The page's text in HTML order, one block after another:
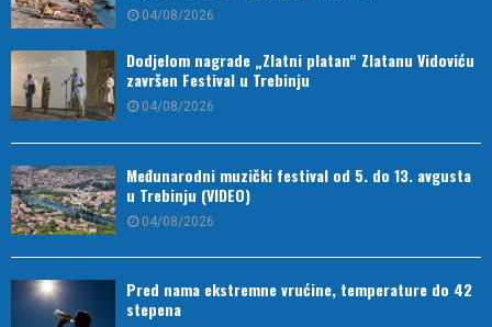
04/08/2026
Dodjelom nagrade „Zlatni platan“ Zlatanu Vidoviću
završen Festival u Trebinju
04/08/2026
Međunarodni muzički festival od 5. do 13. avgusta
u Trebinju (VIDEO)
04/08/2026
Pred nama ekstremne vrućine, temperature do 42
stepena